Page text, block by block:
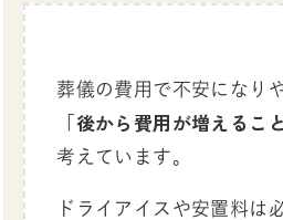
葬儀の費用で不安になり
後から費用が増えること
考えています。
ドライアイスや安置料は